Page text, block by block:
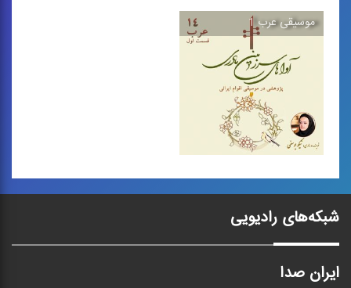
موسیقی عرب 1
موسیقی عرب 1
مجموعه كتاب‌هایی
بررسی ...
شبکه‌های رادیویی
ایران صدا